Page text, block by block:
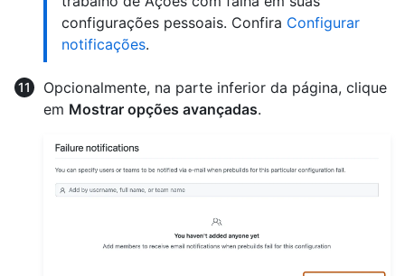
configurações pessoais. Confira Configurar
notificações.
Opcionalmente, na parte inferior da página, clique
em Mostrar opções avançadas.